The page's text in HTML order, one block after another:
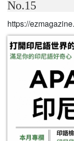
No.15
https://